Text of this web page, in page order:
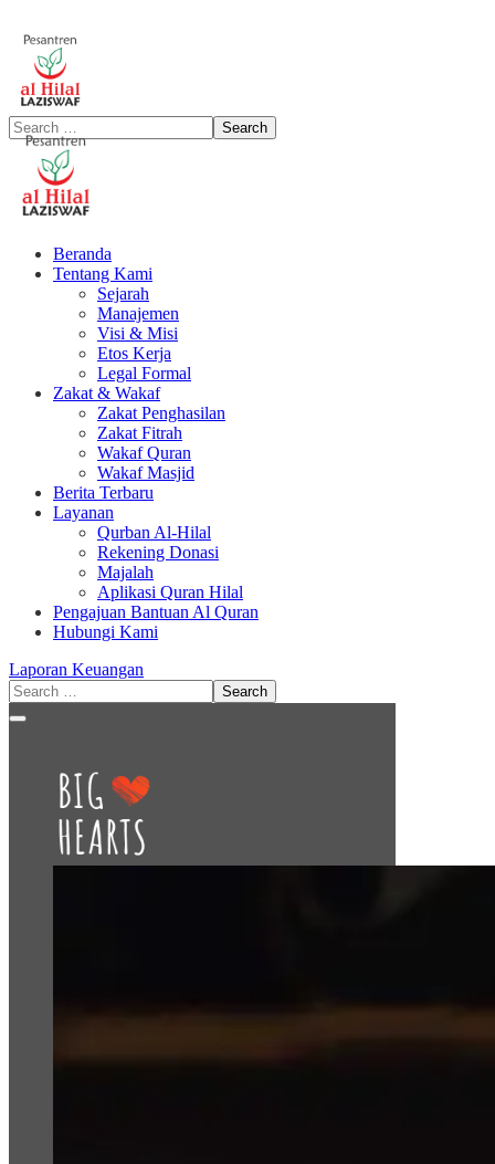
Beranda
Tentang Kami
Sejarah
Manajemen
Visi & Misi
Etos Kerja
Legal Formal
Zakat & Wakaf
Zakat Penghasilan
Zakat Fitrah
Wakaf Quran
Wakaf Masjid
Berita Terbaru
Layanan
Qurban Al-Hilal
Rekening Donasi
Majalah
Aplikasi Quran Hilal
Pengajuan Bantuan Al Quran
Hubungi Kami
Laporan Keuangan